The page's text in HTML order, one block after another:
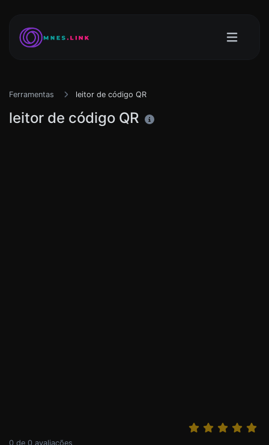
Ferramentas leitor de código QR
leitor de código QR
0 de 0 avaliações